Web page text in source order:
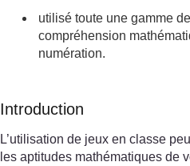
utilisé toute une gamme
compréhension
numération.
Introduction
L’utilisation de jeux en classe
les aptitudes mathématiques de